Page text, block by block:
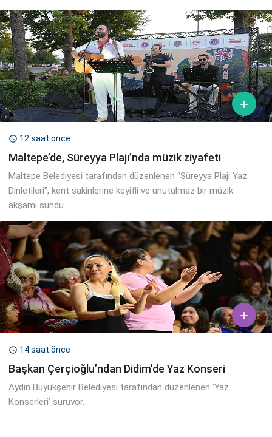

 12 saat önce
Maltepe’de, Süreyya Plajı’nda müzik ziyafeti
Maltepe Belediyesi tarafından düzenlenen “Süreyya Plajı Yaz
Dinletileri”, kent sakinlerine keyifli ve unutulmaz bir müzik
akşamı sundu.

 14 saat önce
Başkan Çerçioğlu’ndan Didim’de Yaz Konseri
Aydın Büyükşehir Belediyesi tarafından düzenlenen ‘Yaz
Konserleri’ sürüyor.